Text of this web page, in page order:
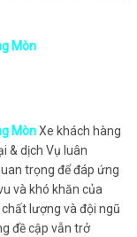
Mòn
MònXe khách hàng
& dịch Vụ luân
trọng để đáp ứng
và khó khăn của
lượng và đội ngũ
đề cập vẫn trở